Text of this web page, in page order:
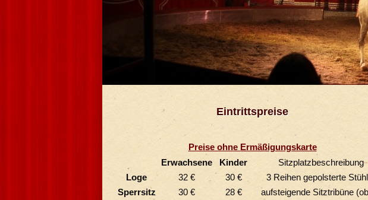
Eintrittspreise
Preise ohne Ermäßigungskarte
Erwachsene
Kinder
Sitzplatzbeschreibung
Loge
32 € 30 €
3 Reihen gepolsterte
Sperrsitz
30 € 28 €
aufsteigende Sitztribüne